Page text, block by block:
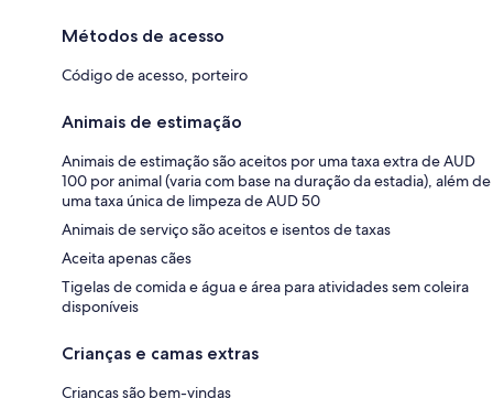
Métodos de acesso
Código de acesso, porteiro
Animais de estimação
Animais de estimação são aceitos por uma taxa extra de AUD
100 por animal (varia com base na duração da estadia), além de
uma taxa única de limpeza de AUD 50
Animais de serviço são aceitos e isentos de taxas
Aceita apenas cães
Tigelas de comida e água e área para atividades sem coleira
disponíveis
Crianças e camas extras
Crianças são bem-vindas